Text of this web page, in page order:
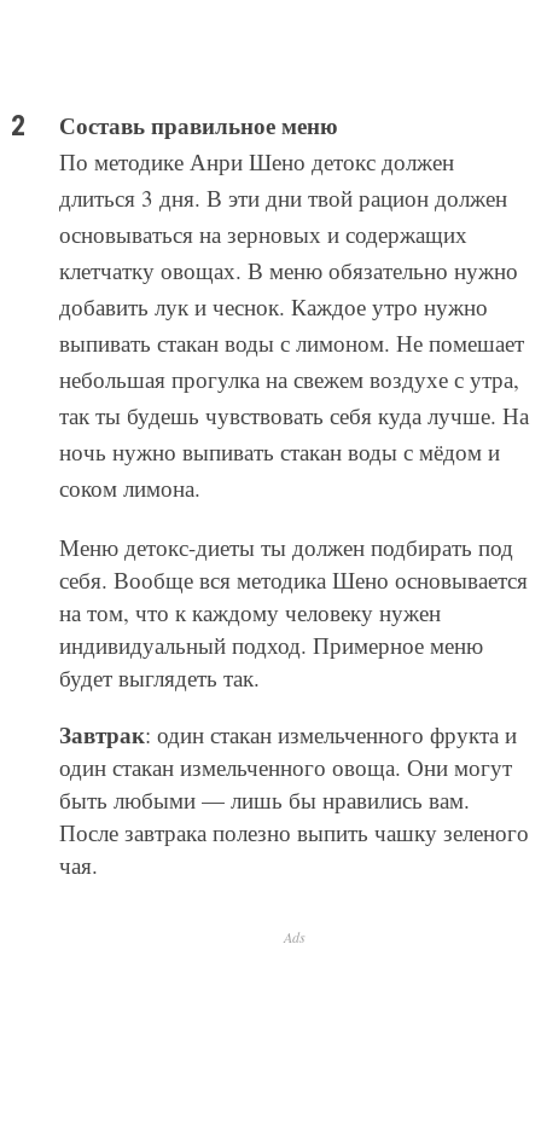
Составь правильное меню
По методике Анри Шено детокс должен
длиться 3 дня. В эти дни твой рацион должен
основываться на зерновых и содержащих
клетчатку овощах. В меню обязательно нужно
добавить лук и чеснок. Каждое утро нужно
выпивать стакан воды с лимоном. Не помешает
небольшая прогулка на свежем воздухе с утра,
так ты будешь чувствовать себя куда лучше. На
ночь нужно выпивать стакан воды с мёдом и
соком лимона.
Меню детокс-диеты ты должен подбирать под
себя. Вообще вся методика Шено основывается
на том, что к каждому человеку нужен
индивидуальный подход. Примерное меню
будет выглядеть так.
Завтрак: один стакан измельченного фрукта и
один стакан измельченного овоща. Они могут
быть любыми — лишь бы нравились вам.
После завтрака полезно выпить чашку зеленого
чая.
Ads